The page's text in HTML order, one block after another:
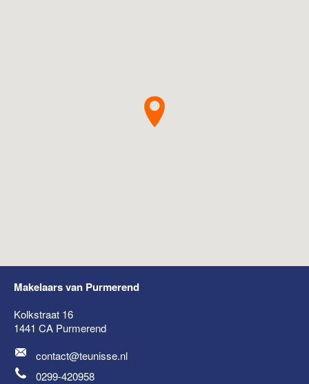
Makelaars van Purmerend
Kolkstraat 16
1441 CA Purmerend
contact@teunisse.nl
0299-420958